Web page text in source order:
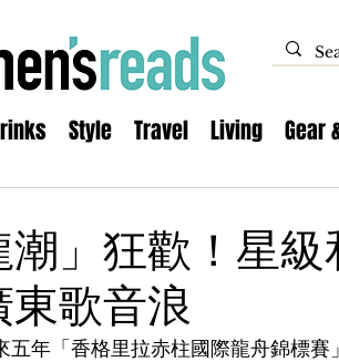
Style Travel Living Gear
」狂歡！星
歌音浪
年「香格里拉赤柱國際龍舟錦標賽